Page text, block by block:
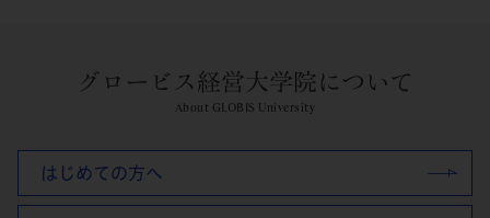
グロービス経営大学院について
About GLOBIS University
はじめての方へ